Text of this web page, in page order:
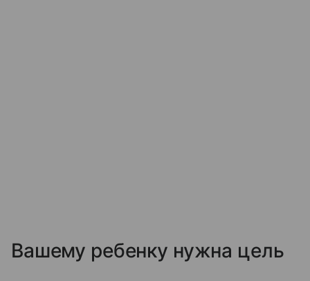
Вашему ребенку нужна цель